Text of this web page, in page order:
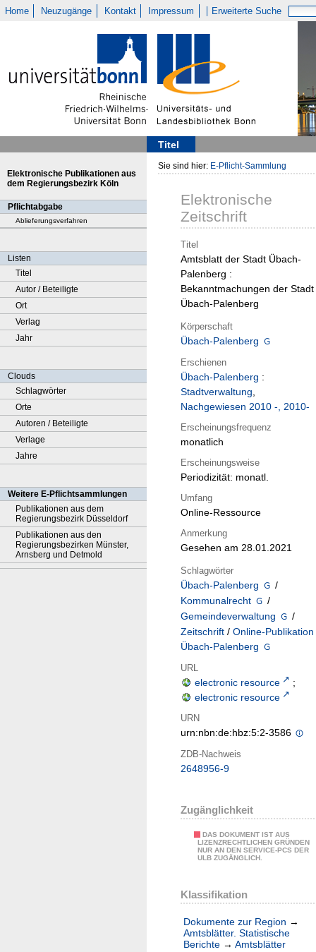
Home Neuzugänge Kontakt Impressum Erweiterte Suche
Titel
Elektronische Publikationen aus
dem Regierungsbezirk Köln
Pflichtabgabe
Ablieferungsverfahren
Listen
Titel
Autor / Beteiligte
Ort
Verlag
Jahr
Clouds
Schlagwörter
Orte
Autoren / Beteiligte
Verlage
Jahre
Weitere E-Pflichtsammlungen
Publikationen aus dem
Regierungsbezirk Düsseldorf
Publikationen aus den
Regierungsbezirken Münster,
Arnsberg und Detmold
Sie sind hier: E-Pflicht-Sammlung
Elektronische
Zeitschrift
Titel
Amtsblatt der Stadt Übach-
Palenberg :
Bekanntmachungen der Stadt
Übach-Palenberg
Körperschaft
Übach-Palenberg
Erschienen
Übach-Palenberg :
Stadtverwaltung,
Nachgewiesen 2010 -, 2010-
Erscheinungsfrequenz
monatlich
Erscheinungsweise
Periodizität: monatl.
Umfang
Online-Ressource
Anmerkung
Gesehen am 28.01.2021
Schlagwörter
Übach-Palenberg
/
Kommunalrecht
/
Gemeindeverwaltung
/
Zeitschrift / Online-Publikation
Übach-Palenberg
URL
electronic resource
;
electronic resource
URN
urn:nbn:de:hbz:5:2-3586
ZDB-Nachweis
2648956-9
Zugänglichkeit
DAS DOKUMENT IST AUS
LIZENZRECHTLICHEN GRÜNDEN
NUR AN DEN SERVICE-PCS DER
ULB ZUGÄNGLICH.
Klassifikation
Dokumente zur Region →
Amtsblätter. Statistische
Berichte → Amtsblätter